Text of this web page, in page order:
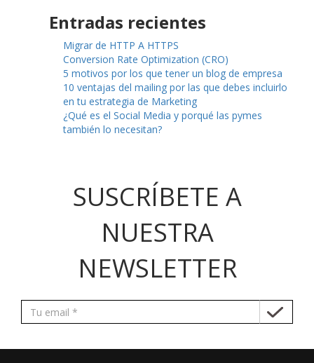
Entradas recientes
Migrar de HTTP A HTTPS
Conversion Rate Optimization (CRO)
5 motivos por los que tener un blog de empresa
10 ventajas del mailing por las que debes incluirlo
en tu estrategia de Marketing
¿Qué es el Social Media y porqué las pymes
también lo necesitan?
SUSCRÍBETE A
NUESTRA
NEWSLETTER